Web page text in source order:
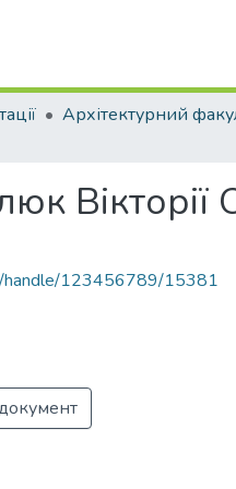
Архітектурний
Вікторії
handle/123456789/15381